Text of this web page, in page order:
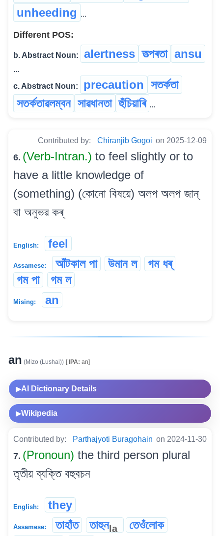
unheeding ...
Different POS:
b. Abstract Noun: alertness তত্‍পৰতা ansu
...
c. Abstract Noun:
precaution সতৰ্কতা
সতৰ্কতাৱলম্বন সাৱধানতা হুঁচিয়াৰি ...
Contributed by: Chiranjib Gogoi on 2025-12-09
6. (Verb-Intran.) to feel slightly or to
have a little knowledge of
(something) (কোনো বিষয়ে) অলপ অলপ জান্
বা অনুভৱ কৰ্
English: feel
Assamese: আঁটকাল পা উমান ল
গম ধৰ্
গম পা
গম ল
Mising: an
an (Mizo (Lushai)) [IPA: an]
▶AI Dictionary Details
▶Wikipedia
Contributed by: Parthajyoti Buragohain on 2024-11-30
7. (Pronoun) the third person plural
তৃতীয় ব্যক্তি বহুবচন
English: they
Assamese: তাহাঁত তাহুনla
তেওঁলোক